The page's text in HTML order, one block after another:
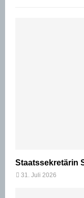
Staatssekretärin
31. Juli 2026